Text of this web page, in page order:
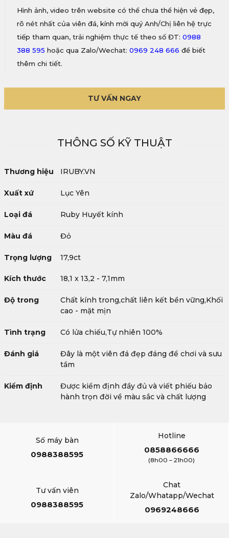
Hình ảnh, video trên website có thể chưa thể hiện vẻ đẹp,
rõ nét nhất của viên đá, kính mời quý Anh/Chị liên hệ trực
tiếp tham quan, trải nghiệm thực tế theo số ĐT: 0988
388 595 hoặc qua Zalo/Wechat: 0969 248 666 để biết
thêm chi tiết.
TƯ VẤN NGAY
THÔNG SỐ KỸ THUẬT
Thương hiệu IRUBY.VN
Xuất xứ Lục Yên
Loại đá Ruby Huyết kính
Màu đá Đỏ
Trọng lượng 17,9ct
Kích thước 18,1 x 13,2 - 7,1mm
Độ trong
Chất kính trong,chất liên kết bền vững,Khối
cao - mặt mịn
Tình trạng Có lửa chiếu,Tự nhiên 100%
Đánh giá
Đây là một viên đá đẹp đáng để chơi và sưu
tầm
Kiểm định
Được kiểm định đầy đủ và viết phiếu bảo
hành trọn đời về màu sắc và chất lượng
Số máy bàn
0988388595
Hotline
0858866666
(8h00 – 21h00)
Tư vấn viên
0988388595
Chat
Zalo/Whatapp/Wechat
0969248666